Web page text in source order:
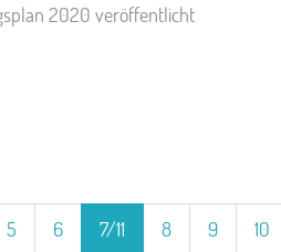
2020 veröffentlicht
5 6 7/11 8 9 10